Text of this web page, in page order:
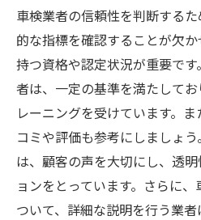
実際の利用者の声を
地域ごとの評判を調
口コミでの評価ポイ
口コミと実際のサー
自分に合った業者を
料金の透明性が安心を生
料金体系が明確な業
隠れた費用を避ける
車検業者の信頼性を判断する
的な指標を確認することが欠
持つ資格や認定状況が重要で
者は、一定の基準を満たして
レーニングを受けています。
コミや評価も参考にしましょ
は、顧客の声を大切にし、透
ョンをとっています。さらに
ついて、詳細な説明を行う業